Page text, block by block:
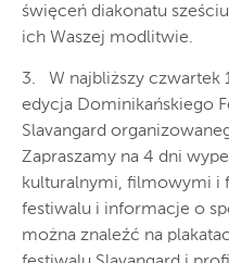
święceń diakonatu
ich Waszej modlitwie.
3. W najbliższy czwartek
edycja Dominikańskiego
Slavangard
Zapraszamy na 4 dni
kulturalnymi, filmowymi i
festiwalu i informacje o
można znaleźć na